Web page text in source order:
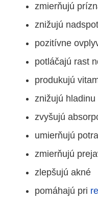
zmierňujú
znižujú
pozitívne
potláčajú rast
produkujú
znižujú hladinu
zvyšujú
umierňujú
zmierňujú
zlepšujú akné
pomáhajú pri